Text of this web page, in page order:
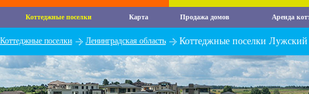
Коттеджные поселки Карта Продажа домов Аренда
Коттеджные поселки Ленинградская область Коттеджные поселки